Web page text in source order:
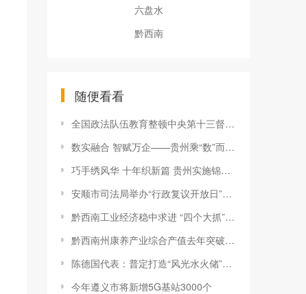
六盘水
黔西南
随便看看
全国政法队伍教育整顿中央第十三督导组看望慰问贵州政法英模代表并召开座谈会
数实融合 智赋万企——贵州乘“数”而上撬动产业转型升级
巧手绣风华 十年织新篇 贵州实施锦绣计划成果丰硕
安顺市司法局举办“行政复议开放日”活动
黔西南工业经济稳中求进 “四个大抓”发力 向新向优提质
黔西南州康养产业综合产值去年突破32亿元
陈德国代表：普定打造“风光水火储”一体新型综合能源基地
今年遵义市将新增5G基站3000个